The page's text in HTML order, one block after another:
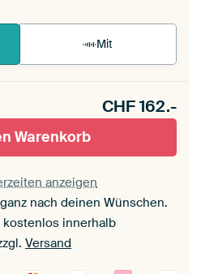
Mit
CHF162.-
Warenkorb
anzeigen
nach deinen Wünschen.
innerhalb
Versand